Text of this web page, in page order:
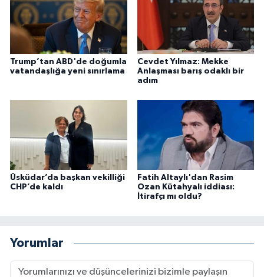
Trump’tan ABD'de doğumla
vatandaşlığa yeni sınırlama
Cevdet Yılmaz: Mekke
Anlaşması barış odaklı bir
adım
Üsküdar’da başkan vekilliği
CHP’de kaldı
Fatih Altaylı'dan Rasim
Ozan Kütahyalı iddiası:
İtirafçı mı oldu?
Yorumlar